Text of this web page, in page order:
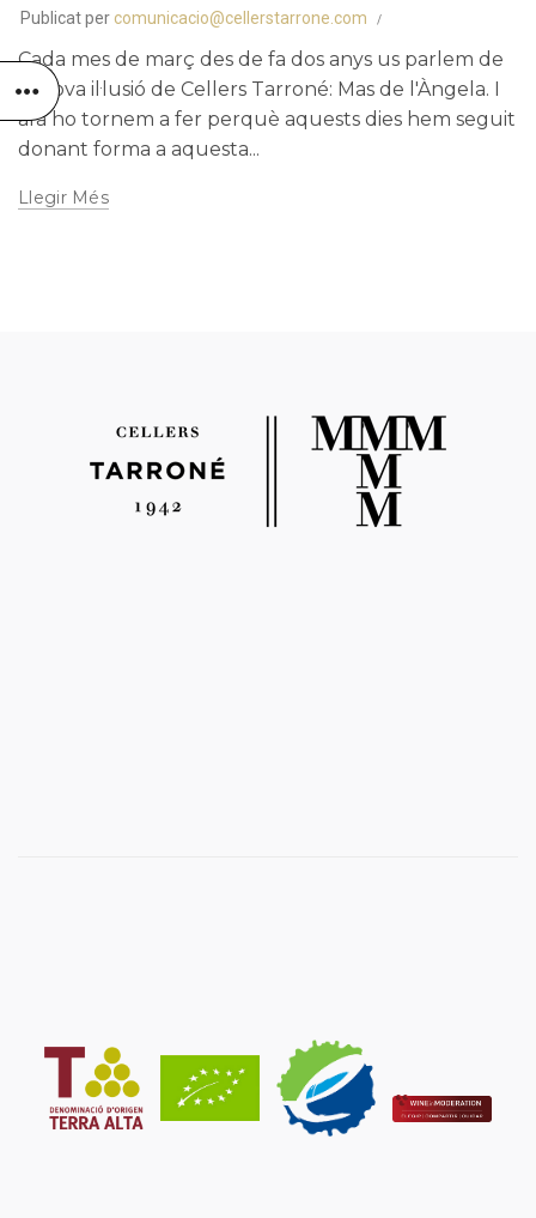
Publicat per comunicacio@cellerstarrone.com
Cada mes de març des de fa dos anys us parlem de
la nova il·lusió de Cellers Tarroné: Mas de l'Àngela. I
ara ho tornem a fer perquè aquests dies hem seguit
donant forma a aquesta...
Llegir Més